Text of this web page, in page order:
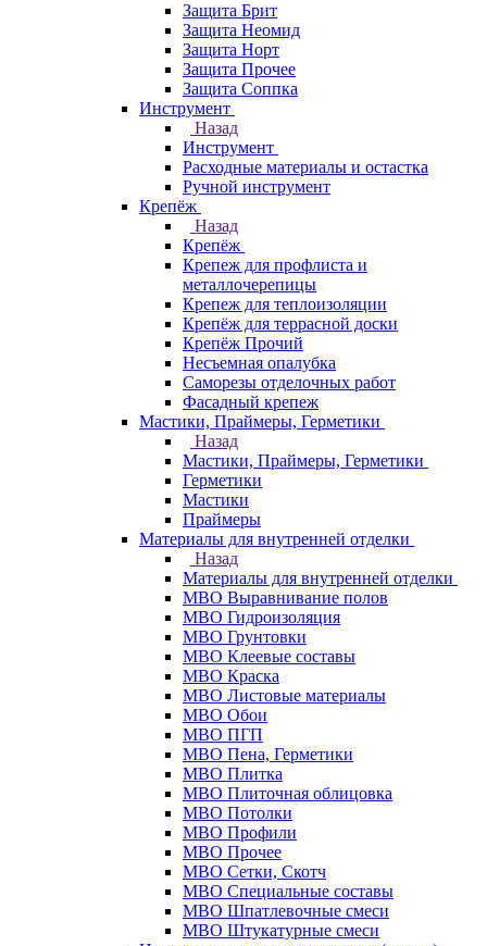
Защита Брит
Защита Неомид
Защита Норт
Защита Прочее
Защита Соппка
Инструмент
Назад
Инструмент
Расходные материалы и остастка
Ручной инструмент
Крепёж
Назад
Крепёж
Крепеж для профлиста и
металлочерепицы
Крепеж для теплоизоляции
Крепёж для террасной доски
Крепёж Прочий
Несъемная опалубка
Саморезы отделочных работ
Фасадный крепеж
Мастики, Праймеры, Герметики
Назад
Мастики, Праймеры, Герметики
Герметики
Мастики
Праймеры
Материалы для внутренней отделки
Назад
Материалы для внутренней отделки
МВО Выравнивание полов
МВО Гидроизоляция
МВО Грунтовки
МВО Клеевые составы
МВО Краска
МВО Листовые материалы
МВО Обои
МВО ПГП
МВО Пена, Герметики
МВО Плитка
МВО Плиточная облицовка
МВО Потолки
МВО Профили
МВО Прочее
МВО Сетки, Скотч
МВО Специальные составы
МВО Шпатлевочные смеси
МВО Штукатурные смеси